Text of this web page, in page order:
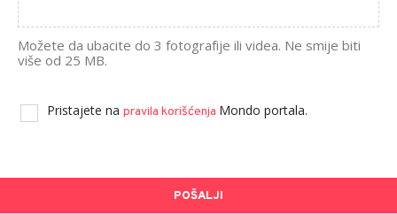
Možete da ubacite do 3 fotografije ili videa. Ne smije biti
više od 25 MB.
Pristajete na pravila korišćenja Mondo portala.
POŠALJI